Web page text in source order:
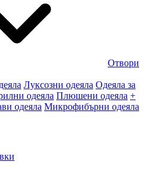
Отвори
Луксозни одеяла Одеяла за
одеяла Плюшени одеяла +
одеяла Микрофибърни одеяла